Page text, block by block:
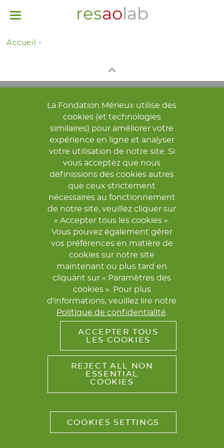
resao lab
Toggle
Accueil -
COORDINATION ET CONTACTS MENTIONS LÉGALES
POLITIQUE DE CONFIDENTIALITÉ
La Fondation Mérieux utilise des
cookies (et technologies
similaires) pour améliorer votre
expérience en ligne et analyser
votre utilisation de notre site. Si
vous acceptez que nous
définissions des cookies autres
que ceux strictement
nécessaires au fonctionnement
de notre site, veuillez cliquer sur
« Accepter tous les cookies ».
Vous pouvez également gérer
vos préférences en matière de
cookies sur notre site
maintenant ou plus tard en
cliquant sur « Paramètres des
cookies ». Pour plus
d'informations, veuillez lire notre
Politique de confidentialité.
ACCEPTER TOUS
LES COOKIES
REJECT ALL NON
ESSENTIAL
COOKIES
COOKIES SETTINGS